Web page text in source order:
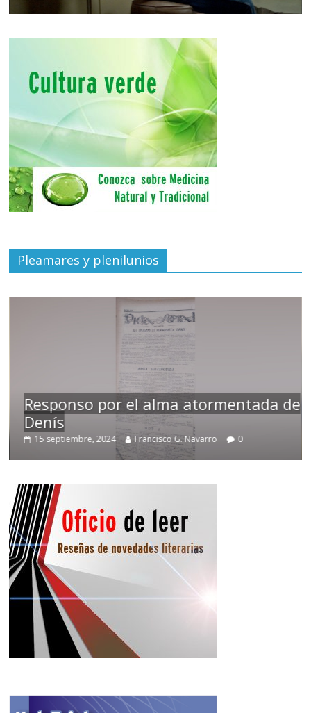
Pleamares y plenilunios
Responso por el alma atormentada de
Denís
15 septiembre, 2024 Francisco G. Navarro 0